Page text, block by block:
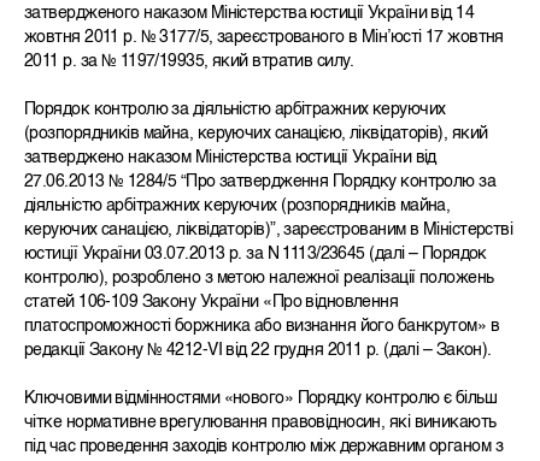
затвердженого наказом Міністерства юстиції України від 14
жовтня 2011 р. № 3177/5, зареєстрованого в Мін’юсті 17 жовтня
2011 р. за № 1197/19935, який втратив силу.
Порядок контролю за діяльністю арбітражних керуючих
(розпорядників майна, керуючих санацією, ліквідаторів), який
затверджено наказом Міністерства юстиції України від
27.06.2013 № 1284/5 “Про затвердження Порядку контролю за
діяльністю арбітражних керуючих (розпорядників майна,
керуючих санацією, ліквідаторів)”, зареєстрованим в Міністерстві
юстиції України 03.07.2013 р. за N 1113/23645 (далі – Порядок
контролю), розроблено з метою належної реалізації положень
статей 106-109 Закону України «Про відновлення
платоспроможності боржника або визнання його банкрутом» в
редакції Закону № 4212-VI від 22 грудня 2011 р. (далі – Закон).
Ключовими відмінностями «нового» Порядку контролю є більш
чітке нормативне врегулювання правовідносин, які виникають
під час проведення заходів контролю між державним органом з